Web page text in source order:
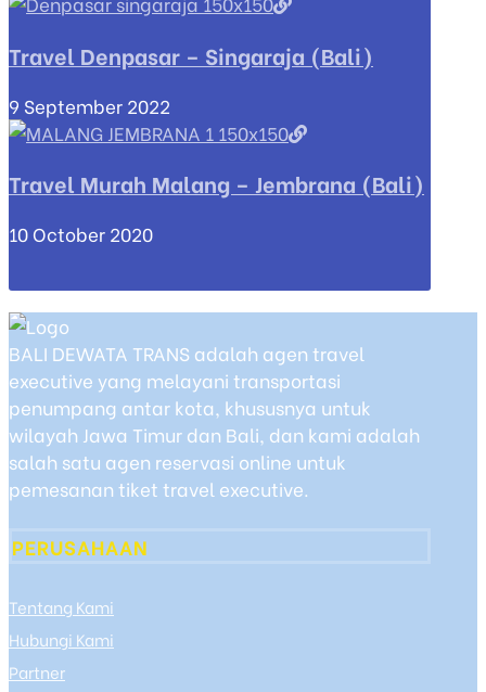
Travel Denpasar – Singaraja (Bali)
9 September 2022
Travel Murah Malang – Jembrana (Bali)
10 October 2020
BALI DEWATA TRANS adalah agen travel
executive yang melayani transportasi
penumpang antar kota, khususnya untuk
wilayah Jawa Timur dan Bali, dan kami adalah
salah satu agen reservasi online untuk
pemesanan tiket travel executive.
PERUSAHAAN
Tentang Kami
Hubungi Kami
Partner